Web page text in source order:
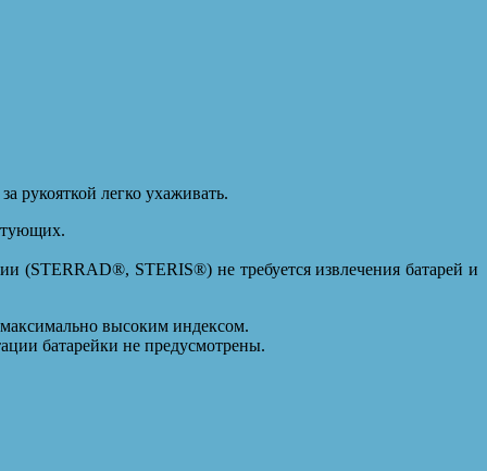
рукояткой легко ухаживать.
(STERRAD®, STERIS®) не требуется извлечения батарей и
высоким индексом.
батарейки не предусмотрены.